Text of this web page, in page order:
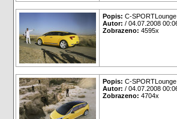
Popis: C-SPORTLounge
Autor: / 04.07.2008
Zobrazeno: 4595x
Popis: C-SPORTLounge
Autor: / 04.07.2008
Zobrazeno: 4704x